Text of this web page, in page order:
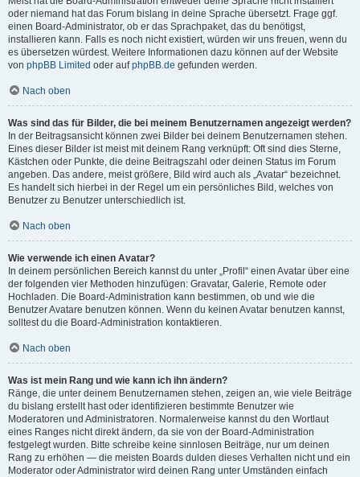
oder niemand hat das Forum bislang in deine Sprache übersetzt. Frage ggf.
einen Board-Administrator, ob er das Sprachpaket, das du benötigst,
installieren kann. Falls es noch nicht existiert, würden wir uns freuen, wenn du
es übersetzen würdest. Weitere Informationen dazu können auf der Website
von phpBB Limited oder aufphpBB.de gefunden werden.
Nach oben
Was sind das für Bilder, die bei meinem Benutzernamen angezeigt werden?
In der Beitragsansicht können zwei Bilder bei deinem Benutzernamen stehen.
Eines dieser Bilder ist meist mit deinem Rang verknüpft: Oft sind dies Sterne,
Kästchen oder Punkte, die deine Beitragszahl oder deinen Status im Forum
angeben. Das andere, meist größere, Bild wird auch als „Avatar“ bezeichnet.
Es handelt sich hierbei in der Regel um ein persönliches Bild, welches von
Benutzer zu Benutzer unterschiedlich ist.
Nach oben
Wie verwende ich einen Avatar?
In deinem persönlichen Bereich kannst du unter „Profil“ einen Avatar über eine
der folgenden vier Methoden hinzufügen: Gravatar, Galerie, Remote oder
Hochladen. Die Board-Administration kann bestimmen, ob und wie die
Benutzer Avatare benutzen können. Wenn du keinen Avatar benutzen kannst,
solltest du die Board-Administration kontaktieren.
Nach oben
Was ist mein Rang und wie kann ich ihn ändern?
Ränge, die unter deinem Benutzernamen stehen, zeigen an, wie viele Beiträge
du bislang erstellt hast oder identifizieren bestimmte Benutzer wie
Moderatoren und Administratoren. Normalerweise kannst du den Wortlaut
eines Ranges nicht direkt ändern, da sie von der Board-Administration
festgelegt wurden. Bitte schreibe keine sinnlosen Beiträge, nur um deinen
Rang zu erhöhen — die meisten Boards dulden dieses Verhalten nicht und ein
Moderator oder Administrator wird deinen Rang unter Umständen einfach